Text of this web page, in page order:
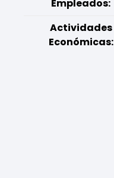
Empleados:
Actividades
Económicas: